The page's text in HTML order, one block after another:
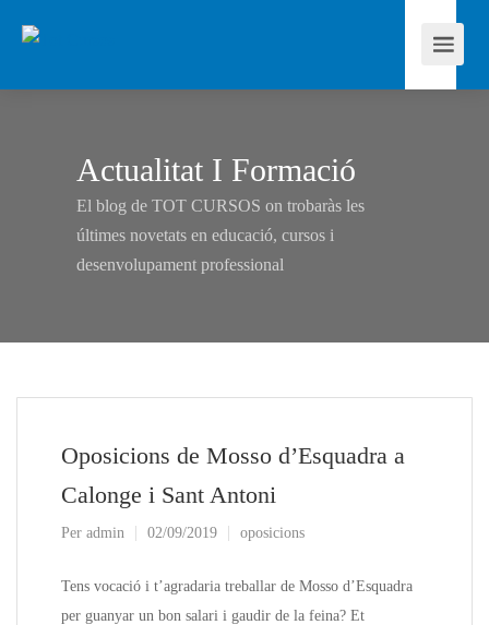
Actualitat I Formació
El blog de TOT CURSOS on trobaràs les
últimes novetats en educació, cursos i
desenvolupament professional
Oposicions de Mosso d’Esquadra a
Calonge i Sant Antoni
Per admin 02/09/2019 oposicions
Tens vocació i t’agradaria treballar de Mosso d’Esquadra
per guanyar un bon salari i gaudir de la feina? Et